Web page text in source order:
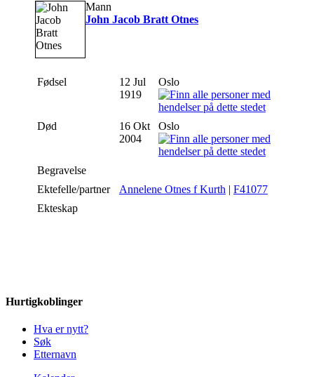
Mann
John Jacob Bratt Otnes
Fødsel
12 Jul
1919
Oslo
Død
16 Okt
2004
Oslo
Begravelse
Ektefelle/partner
Annelene Otnes f Kurth | F41077
Ekteskap
Hurtigkoblinger
Hva er nytt?
Søk
Etternavn